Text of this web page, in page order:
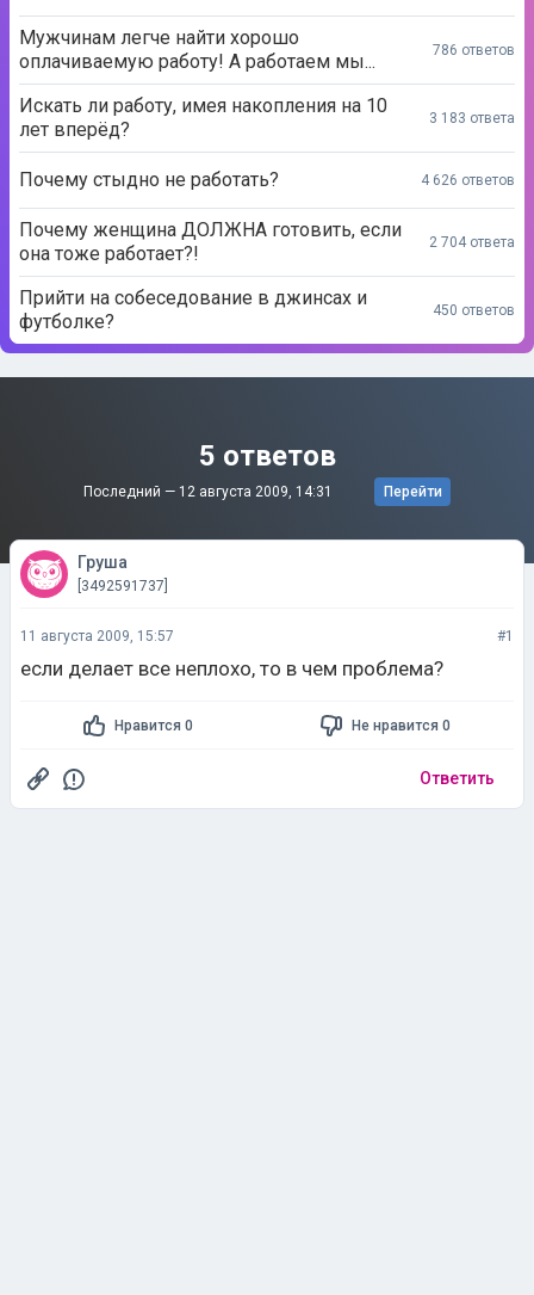
Мужчинам легче найти хорошо
оплачиваемую работу! А работаем мы...
786 ответов
Искать ли работу, имея накопления на 10
лет вперёд?
3 183 ответа
Почему стыдно не работать? 4 626 ответов
Почему женщина ДОЛЖНА готовить, если
она тоже работает?!
2 704 ответа
Прийти на собеседование в джинсах и
футболке?
450 ответов
5 ответов
Последний — 12 августа 2009, 14:31 Перейти
Груша
[3492591737]
11 августа 2009, 15:57 #1
если делает все неплохо, то в чем проблема?
Нравится 0 Не нравится 0
Ответить